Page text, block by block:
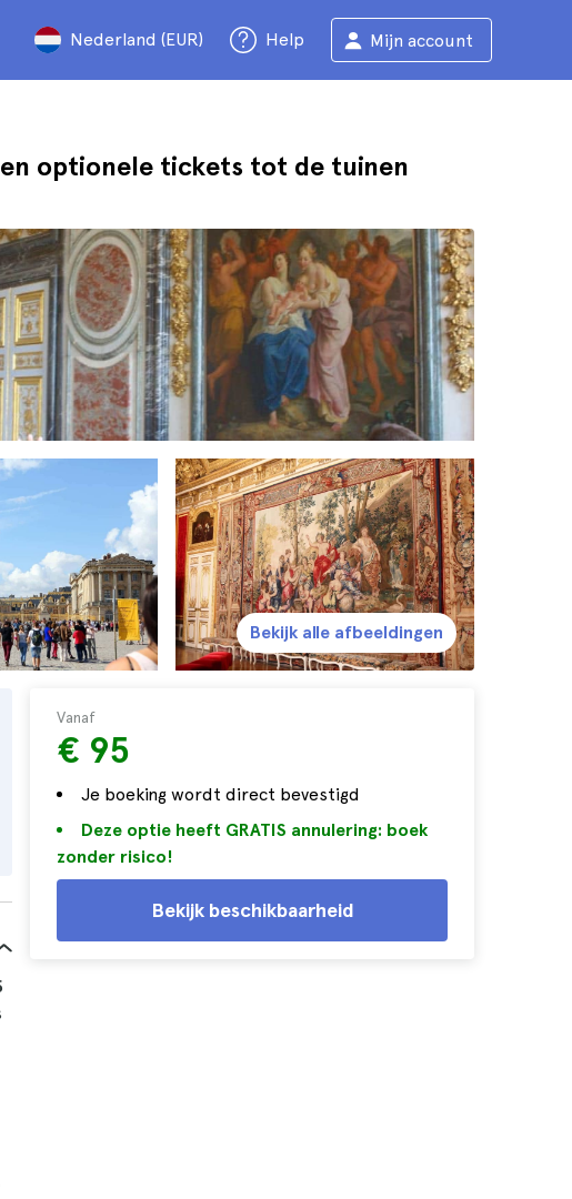
Nederland (EUR) Help Mijn account
optionele tickets tot de tuinen
Vanaf
€ 95
Je boeking wordt direct bevestigd
Deze optie heeft GRATIS annulering: boek
zonder risico!
Bekijk beschikbaarheid
Bekijk alle afbeeldingen